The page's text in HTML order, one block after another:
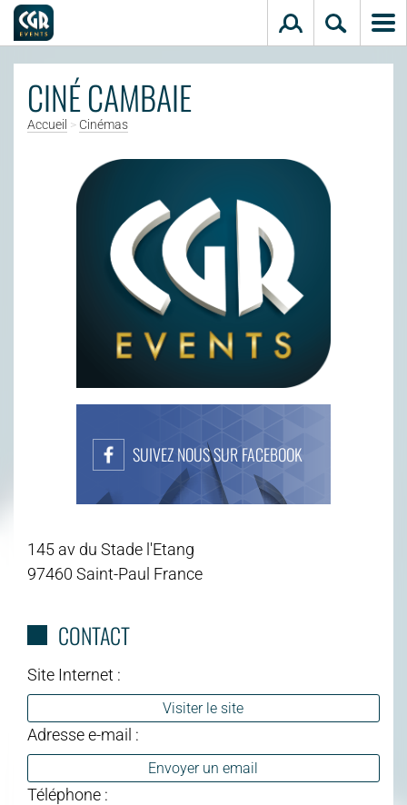
Aller au contenu principal
CINÉ CAMBAIE
Accueil > Cinémas
SUIVEZ NOUS SUR FACEBOOK
145 av du Stade l'Etang
97460 Saint-Paul France
CONTACT
Site Internet :
Visiter le site
Adresse e-mail :
Envoyer un email
Téléphone :